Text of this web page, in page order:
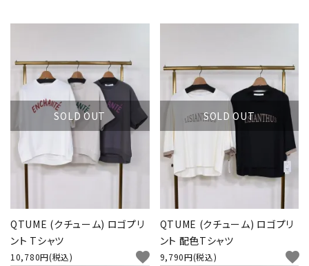
ブランドから選ぶ
INFORMATION
SOLD OUT
QTUME (クチューム) ロゴプリ
ント Tシャツ
10,780円(税込) favorite
SOLD OUT
QTUME (クチューム) ロゴプリ
ント 配色Tシャツ
9,790円(税込) favorite